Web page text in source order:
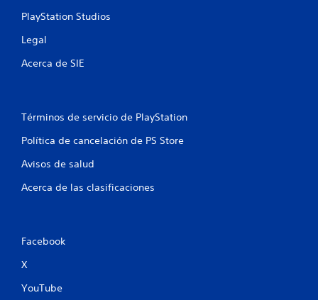
PlayStation Studios
Legal
Acerca de SIE
Términos de servicio de PlayStation
Política de cancelación de PS Store
Avisos de salud
Acerca de las clasificaciones
Facebook
X
YouTube